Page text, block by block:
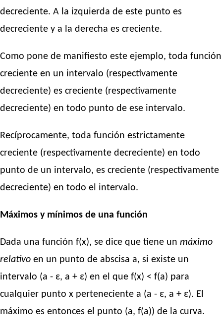
decreciente. A la izquierda de este punto es
decreciente y a la derecha es creciente.
Como pone de manifiesto este ejemplo, toda función
creciente en un intervalo (respectivamente
decreciente) es creciente (respectivamente
decreciente) en todo punto de ese intervalo.
Recíprocamente, toda función estrictamente
creciente (respectivamente decreciente) en todo
punto de un intervalo, es creciente (respectivamente
decreciente) en todo el intervalo.
Máximos y mínimos de una función
Dada una función f(x), se dice que tiene un máximo
relativo en un punto de abscisa a, si existe un
intervalo (a - ε, a + ε) en el que f(x) < f(a) para
cualquier punto x perteneciente a (a - ε, a + ε). El
máximo es entonces el punto (a, f(a)) de la curva.